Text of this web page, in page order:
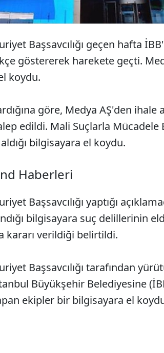
Başsavcılığı geçen hafta
göstererek harekete geçti.
koydu.
göre, Medya AŞ'den
edildi. Mali Suçlarla Mücadele
aldığı bilgisayara el koydu.
Haberleri
Başsavcılığı yaptığı
bilgisayara suç delillerinin
kararı verildiği belirtildi.
Başsavcılığı tarafından
Büyükşehir Belediyesine
ekipler bir bilgisayara el